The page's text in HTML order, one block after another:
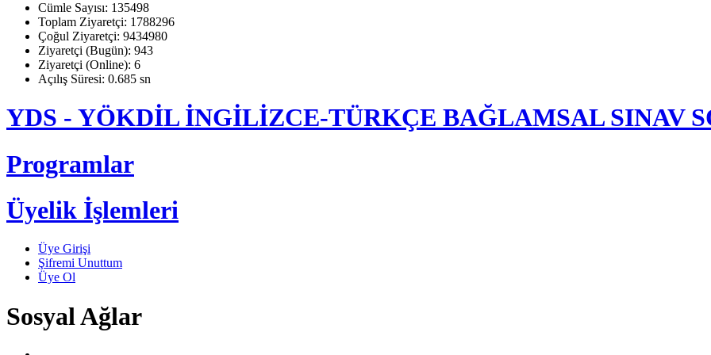
Cümle Sayısı: 135498
Toplam Ziyaretçi: 1788296
Çoğul Ziyaretçi: 9434980
Ziyaretçi (Bugün): 943
Ziyaretçi (Online): 6
Açılış Süresi: 0.685 sn
YDS - YÖKDİL İNGİLİZCE-TÜRKÇE BAĞLAMSAL SINAV
Programlar
Üyelik İşlemleri
Üye Girişi
Şifremi Unuttum
Üye Ol
Sosyal Ağlar